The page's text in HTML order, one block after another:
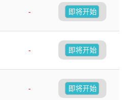
-
即将开始
-
即将开始
-
即将开始